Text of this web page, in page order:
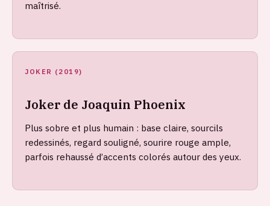
maîtrisé.
JOKER (2019)
Joker de Joaquin Phoenix
Plus sobre et plus humain : base claire, sourcils
redessinés, regard souligné, sourire rouge ample,
parfois rehaussé d’accents colorés autour des yeux.